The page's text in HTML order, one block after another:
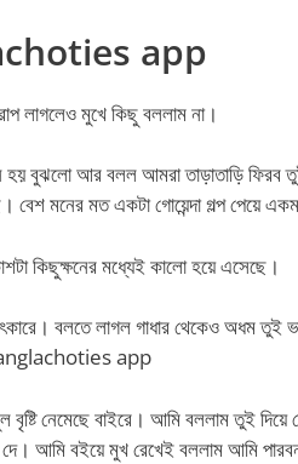
app
লাগলেও মুখে কিছু বললাম না।
হয় বুঝলো আর বলল আমরা তাড়াতাড়ি
বেশ মনের মত একটা গোয়েন্দা গল্প পেয়ে
কিছুক্ষনের মধ্যেই কালো হয়ে এসেছে।
বলতে লাগল গাধার থেকেও অধম
app
বৃষ্টি নেমেছে বাইরে। আমি বললাম তুই
আমি বইয়ে মুখ রেখেই বললাম আমি